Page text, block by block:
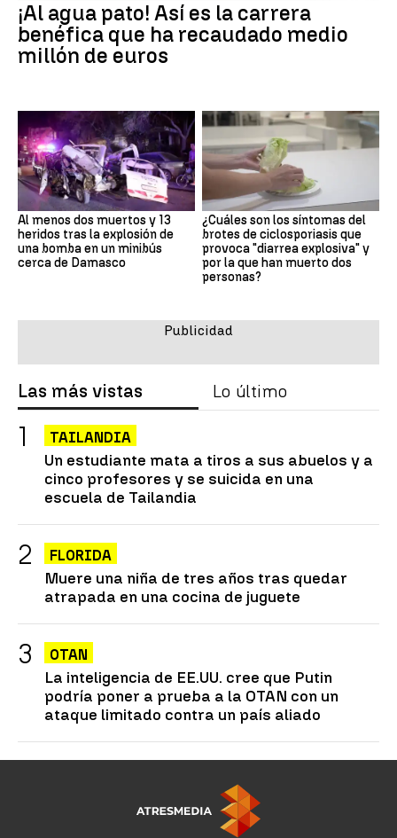
¡Al agua pato! Así es la carrera
benéfica que ha recaudado medio
millón de euros
Al menos dos muertos y 13
heridos tras la explosión de
una bomba en un minibús
cerca de Damasco
¿Cuáles son los síntomas del
brotes de ciclosporiasis que
provoca "diarrea explosiva" y
por la que han muerto dos
personas?
Las más vistas Lo último
TAILANDIA
Un estudiante mata a tiros a sus abuelos y a
cinco profesores y se suicida en una
escuela de Tailandia
FLORIDA
Muere una niña de tres años tras quedar
atrapada en una cocina de juguete
OTAN
La inteligencia de EE.UU. cree que Putin
podría poner a prueba a la OTAN con un
ataque limitado contra un país aliado